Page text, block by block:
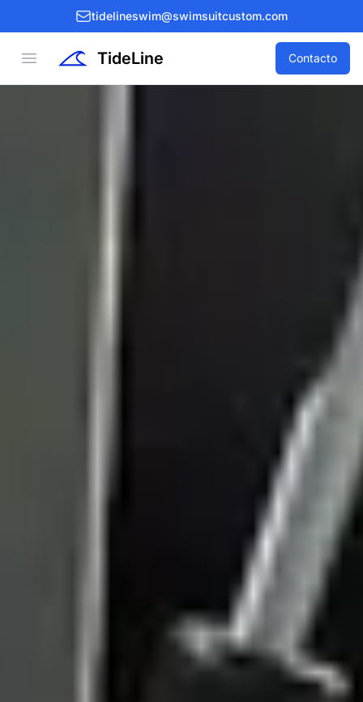
tidelineswim@swimsuitcustom.com
Open menu TideLine Contacto